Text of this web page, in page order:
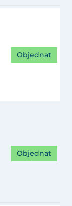
Objednat
Objednat